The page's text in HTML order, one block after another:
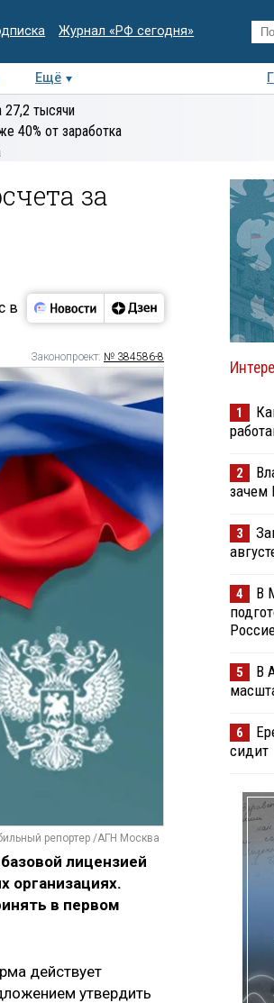
Журнал «РФ сегодня»
Ещё
27,2 тысячи
40% от заработка
за
в
Законопроект: № 384586-8
репортер /АГН Москва
лицензией
организациях.
в первом
действует
утвердить
1
2
зачем
3
4
В
5
В
6
сидит